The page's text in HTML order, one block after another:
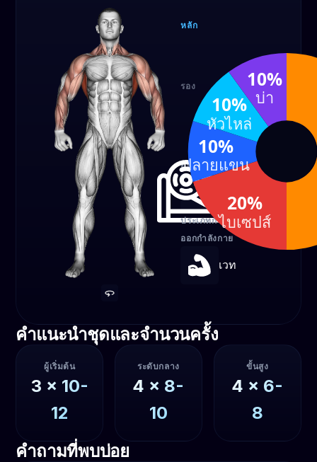
หลัก
50%
รอง
ไบเซ
ปส์
20%
แขน
อุปกรณ์
ประเภทการ
ออกกำลังกาย
เวท
20%
ไบเซปส์
10%
ปลายแขน
10%
หัวไหล่
10%
บ่า
คำแนะนำชุดและจำนวนครั้ง
ผู้เริ่มต้น
3 x 10-
12
ระดับกลาง
4 x 8-
10
ขั้นสูง
4 x 6-
8
คำถามที่พบบ่อย